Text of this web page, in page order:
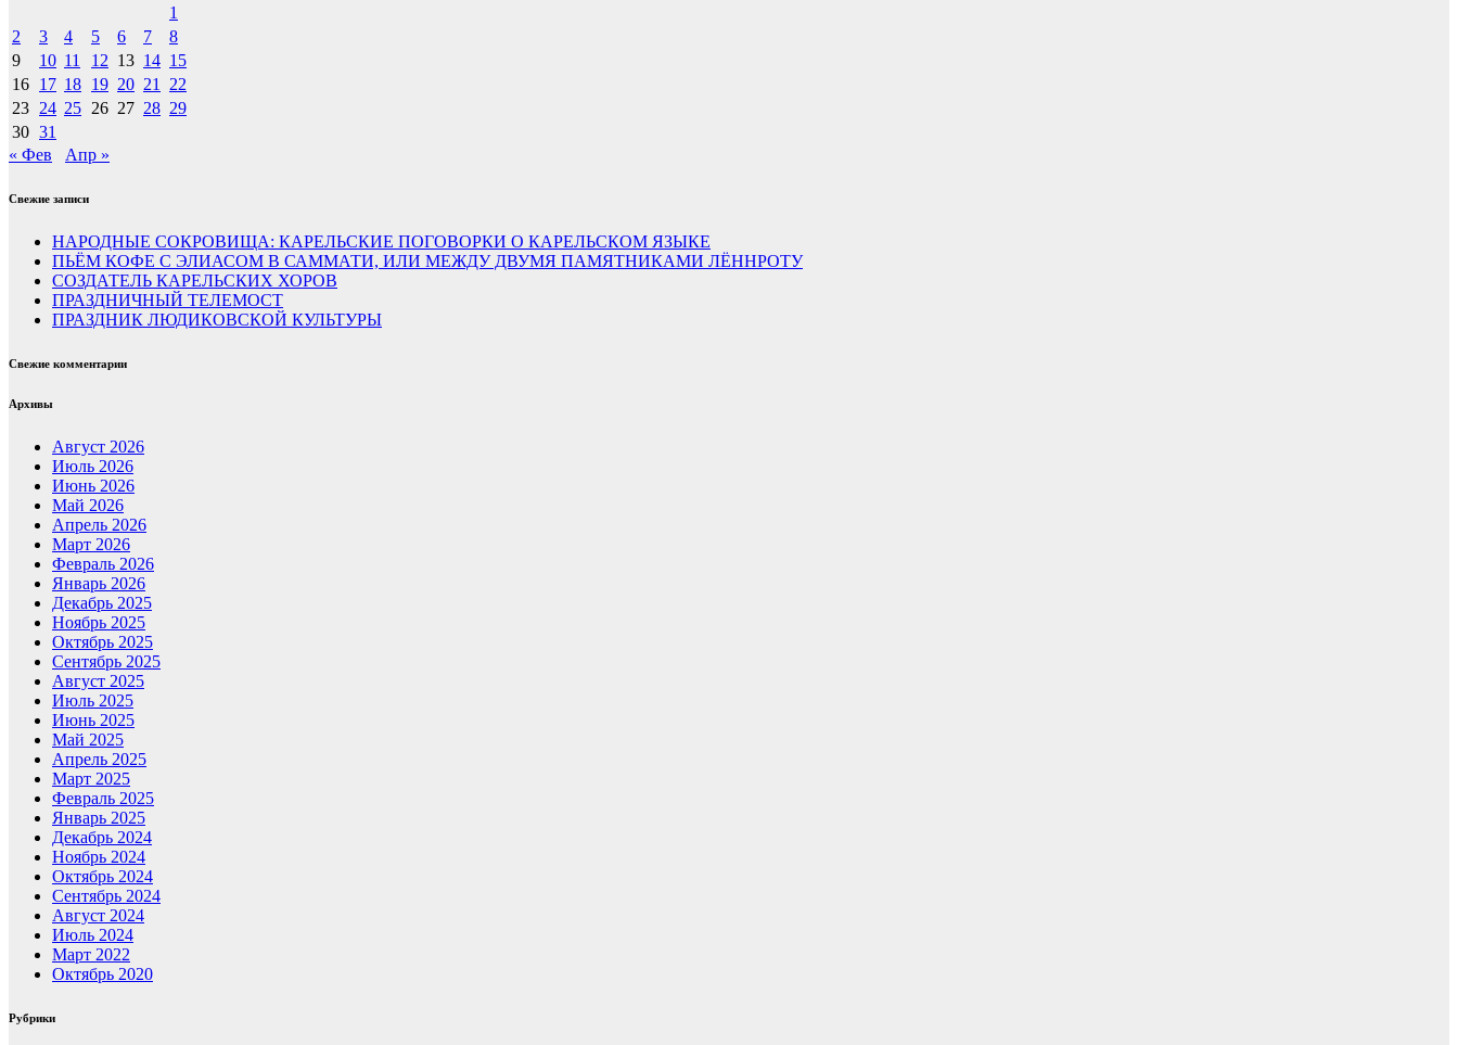
1
2
3 4 5 6 7
8
9
10 11 12 13 14 15
16 17 18 19 20 21 22
23 24 25 26 27 28 29
30 31
« Фев
Апр »
Свежие записи
НАРОДНЫЕ СОКРОВИЩА: КАРЕЛЬСКИЕ ПОГОВОРКИ О КАРЕЛЬСКОМ ЯЗЫКЕ
ПЬЁМ КОФЕ С ЭЛИАСОМ В САММАТИ, ИЛИ МЕЖДУ ДВУМЯ ПАМЯТНИКАМИ ЛЁННРОТУ
СОЗДАТЕЛЬ КАРЕЛЬСКИХ ХОРОВ
ПРАЗДНИЧНЫЙ ТЕЛЕМОСТ
ПРАЗДНИК ЛЮДИКОВСКОЙ КУЛЬТУРЫ
Свежие комментарии
Архивы
Август 2026
Июль 2026
Июнь 2026
Май 2026
Апрель 2026
Март 2026
Февраль 2026
Январь 2026
Декабрь 2025
Ноябрь 2025
Октябрь 2025
Сентябрь 2025
Август 2025
Июль 2025
Июнь 2025
Май 2025
Апрель 2025
Март 2025
Февраль 2025
Январь 2025
Декабрь 2024
Ноябрь 2024
Октябрь 2024
Сентябрь 2024
Август 2024
Июль 2024
Март 2022
Октябрь 2020
Рубрики